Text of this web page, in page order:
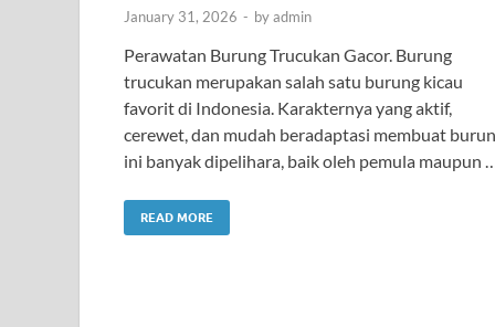
January 31, 2026 - byadmin
Perawatan Burung Trucukan Gacor. Burung
trucukan merupakan salah satu burung kicau
favorit di Indonesia. Karakternya yang aktif,
cerewet, dan mudah beradaptasi membuat
ini banyak dipelihara, baik oleh pemula maupun
READ MORE